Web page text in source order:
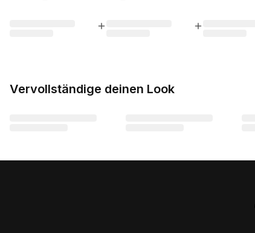
Vervollständige deinen Look